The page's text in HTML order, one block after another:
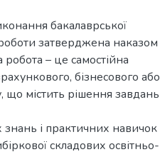
бакалаврської
затверджена наказом
– це самостійна
бізнесового або
що містить рішення завдань
і практичних навичок
складових освітньо-